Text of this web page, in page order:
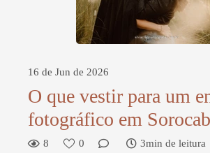
16 de Jun de 2026
O que vestir para um
fotográfico em
8 0 3min de leitura